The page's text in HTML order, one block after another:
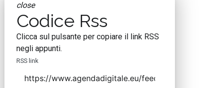
close
Codice Rss
Clicca sul pulsante per copiare il link RSS
negli appunti.
RSS link